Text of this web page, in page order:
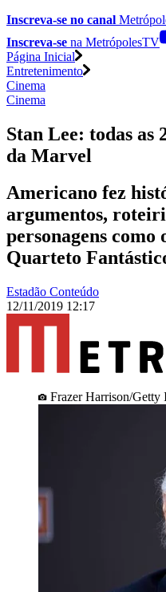
Inscreva-se no canal
Inscreva-se na MetrópolesTV
Página Inicial
Entretenimento
Cinema
Cinema
Stan Lee: todas as
da Marvel
Americano fez
argumentos,
personagens
Quarteto
Estadão Conteúdo
12/11/2019 12:17
Frazer Harrison/Getty